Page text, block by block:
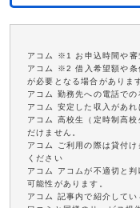
アコム ※1 お申込時間や審
アコム ※2 借入希望額や条
が必要となる場合がありま
アコム 勤務先への電話で
アコム 安定した収入があ
アコム 高校生（定時制高
だけません。
アコム ご利用の際は貸付
ください
アコム アコムが不適切と
可能性があります。
アコム 記事内で紹介して